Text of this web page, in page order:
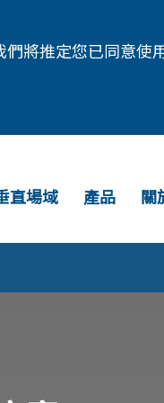
將推定您已同意使
直場域 產品 關